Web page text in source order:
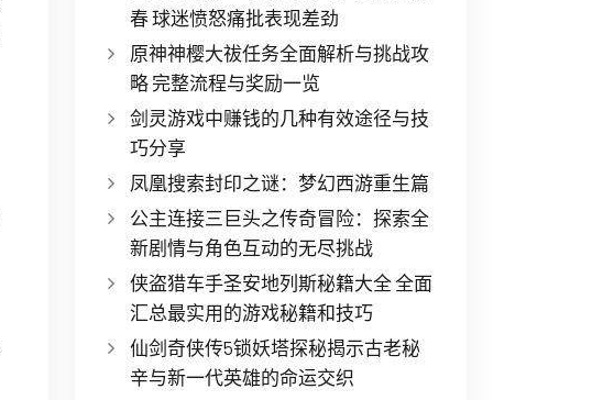
春 球迷愤怒痛批表现差劲
原神神樱大祓任务全面解析与挑战攻
略 完整流程与奖励一览
剑灵游戏中赚钱的几种有效途径与技
巧分享
凤凰搜索封印之谜：梦幻西游重生篇
公主连接三巨头之传奇冒险：探索全
新剧情与角色互动的无尽挑战
侠盗猎车手圣安地列斯秘籍大全 全面
汇总最实用的游戏秘籍和技巧
仙剑奇侠传5锁妖塔探秘揭示古老秘
辛与新一代英雄的命运交织